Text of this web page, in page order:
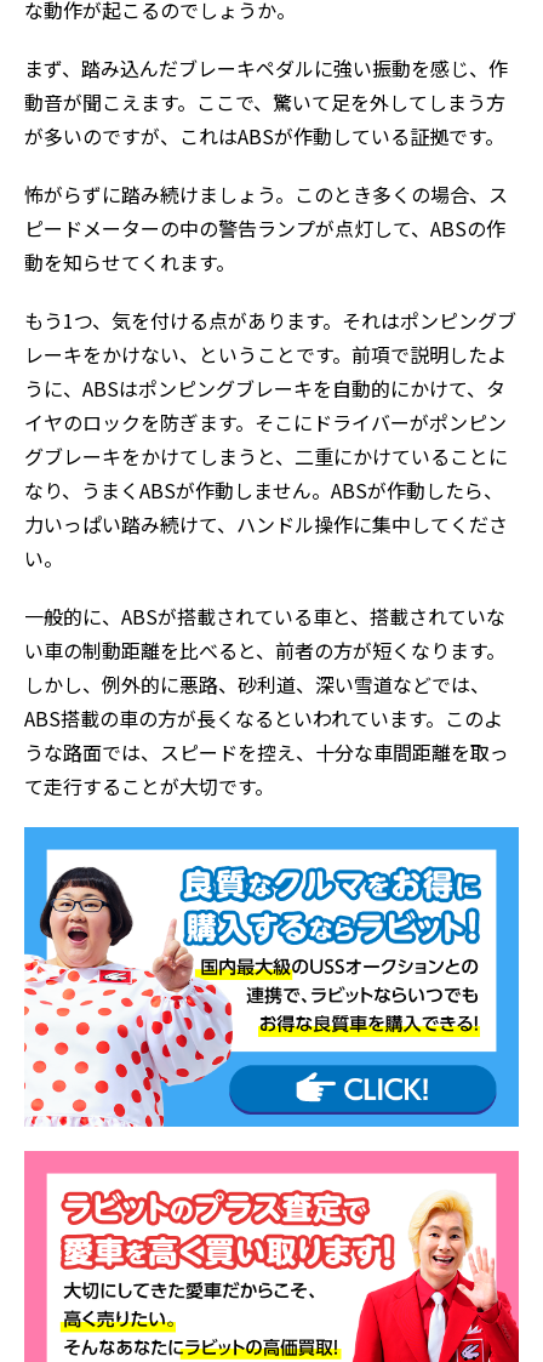
な動作が起こるのでしょうか。
まず、踏み込んだブレーキペダルに強い振動を感じ、作
動音が聞こえます。ここで、驚いて足を外してしまう方
が多いのですが、これはABSが作動している証拠です。
怖がらずに踏み続けましょう。このとき多くの場合、ス
ピードメーターの中の警告ランプが点灯して、ABSの作
動を知らせてくれます。
もう1つ、気を付ける点があります。それはポンピングブ
レーキをかけない、ということです。前項で説明したよ
うに、ABSはポンピングブレーキを自動的にかけて、タ
イヤのロックを防ぎます。そこにドライバーがポンピン
グブレーキをかけてしまうと、二重にかけていることに
なり、うまくABSが作動しません。ABSが作動したら、
力いっぱい踏み続けて、ハンドル操作に集中してくださ
い。
一般的に、ABSが搭載されている車と、搭載されていな
い車の制動距離を比べると、前者の方が短くなります。
しかし、例外的に悪路、砂利道、深い雪道などでは、
ABS搭載の車の方が長くなるといわれています。このよ
うな路面では、スピードを控え、十分な車間距離を取っ
て走行することが大切です。